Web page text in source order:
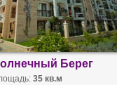
Берег
35 кв.м